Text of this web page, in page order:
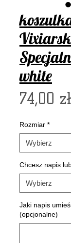
white
74,00 zł
Rozmiar *
Chcesz napis
Jaki napis
(opcjonalne)